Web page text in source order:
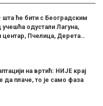
шта ће бити с Београдским
одустали Лагуна,
центар, Пчелица, Дерета…
на вртић: НИЈЕ крај
да плаче, то је само фаза